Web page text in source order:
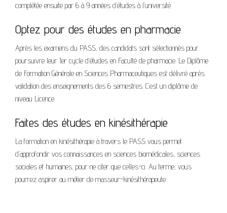
complétée ensuite par 6 à 9 années d’études à l’université.
Optez pour des études en pharmacie
Après les examens du PASS, des candidats sont sélectionnés pour
poursuivre leur 1er cycle d’études en Faculté de pharmacie. Le Diplôme
de Formation Générale en Sciences Pharmaceutiques est délivré après
validation des enseignements des 6 semestres. C’est un diplôme de
niveau Licence.
Faites des études en kinésithérapie
La formation en kinésithérapie à travers le PASS vous permet
d’approfondir vos connaissances en sciences biomédicales, sciences
sociales et humaines, pour ne citer que celles-ci. Au terme, vous
pourrez aspirer au métier de masseur-kinésithérapeute.